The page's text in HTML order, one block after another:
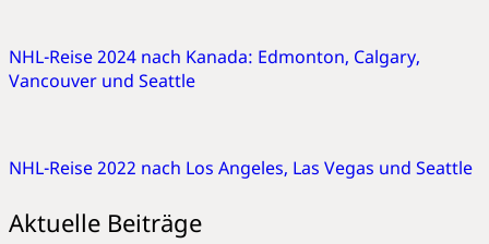
NHL-Reise 2024 nach Kanada: Edmonton, Calgary,
Vancouver und Seattle
NHL-Reise 2022 nach Los Angeles, Las Vegas und Seattle
Aktuelle Beiträge